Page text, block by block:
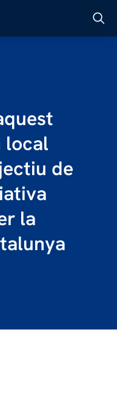
local
de
la